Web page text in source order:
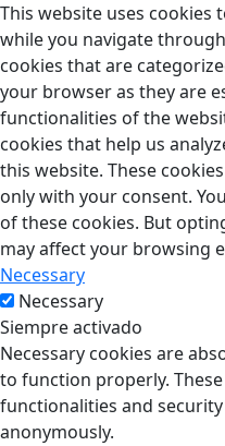
This website uses cookies
while you navigate
cookies that are
your browser as they are
functionalities of the
cookies that help us
this website. These
only with your consent.
of these cookies. But
may affect your browsing
Necessary
Necessary
Siempre activado
Necessary cookies are
to function properly.
functionalities and
anonymously.